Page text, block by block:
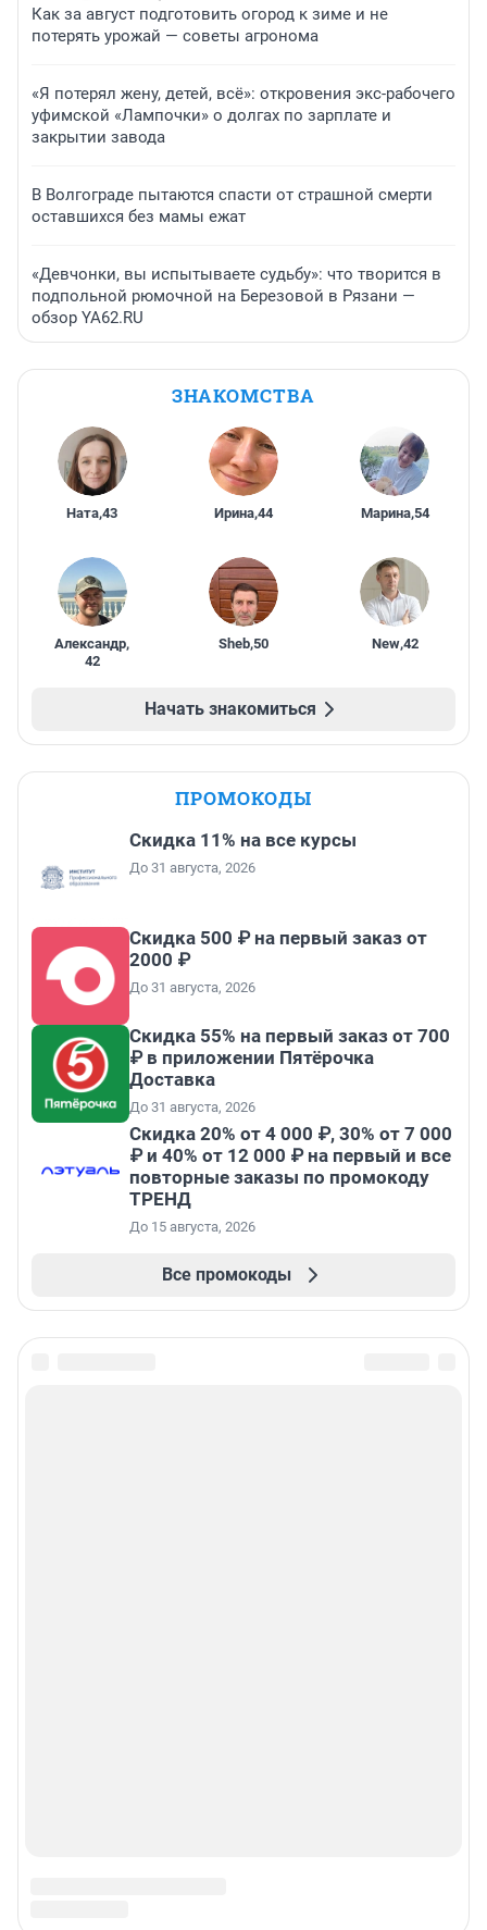
Как за август подготовить огород к зиме и не
потерять урожай — советы агронома
«Я потерял жену, детей, всё»: откровения экс-рабочего
уфимской «Лампочки» о долгах по зарплате и
закрытии завода
В Волгограде пытаются спасти от страшной смерти
оставшихся без мамы ежат
«Девчонки, вы испытываете судьбу»: что творится в
подпольной рюмочной на Березовой в Рязани —
обзор YA62.RU
ЗНАКОМСТВА
Ната,43 Ирина,44 Марина,54
Александр,
42
Sheb,50 New,42
Начать знакомиться
ПРОМОКОДЫ
Скидка 11% на все курсы
До 31 августа, 2026
Скидка 500 ₽ на первый заказ от
2000 ₽
До 31 августа, 2026
Скидка 55% на первый заказ от 700
₽ в приложении Пятёрочка
Доставка
До 31 августа, 2026
Скидка 20% от 4 000 ₽, 30% от 7 000
₽ и 40% от 12 000 ₽ на первый и все
повторные заказы по промокоду
ТРЕНД
До 15 августа, 2026
Все промокоды